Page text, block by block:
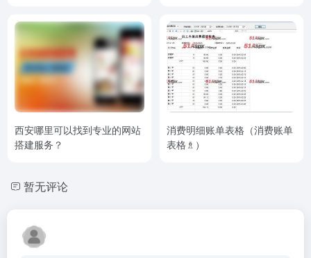
西安哪里可以找到专业的网站
搭建服务？
消费明细账单表格（消费账单
表格♗）
暂无评论